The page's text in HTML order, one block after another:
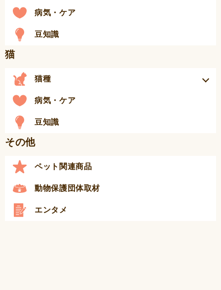
病気・ケア
豆知識
猫
猫種
病気・ケア
豆知識
その他
ペット関連商品
動物保護団体取材
エンタメ